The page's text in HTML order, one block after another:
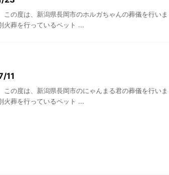
の度は、新潟県長岡市のホルガちゃんの葬儀を行い
火葬を行っているペット ...
11
の度は、新潟県長岡市のにゃんまる君の葬儀を行い
火葬を行っているペット ...